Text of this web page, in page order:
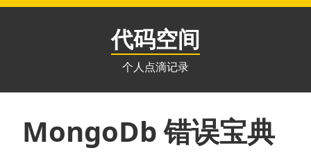
跳
代码空间
个人点滴记录
MongoDb 错误宝典